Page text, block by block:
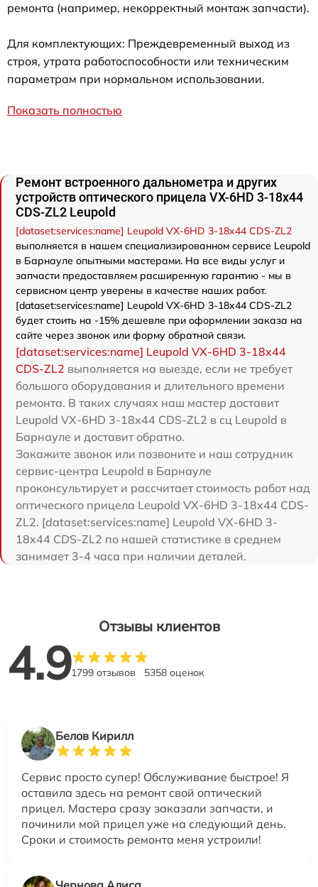
ремонта (например, некорректный монтаж запчасти).
Для комплектующих: Преждевременный выход из
строя, утрата работоспособности или техническим
параметрам при нормальном использовании.
Показать полностью
Ремонт встроенного дальнометра и других
устройств оптического прицела VX-6HD 3-18x44
CDS-ZL2 Leupold
[dataset:services:name] Leupold VX-6HD 3-18x44 CDS-ZL2
выполняется в нашем специализированном сервисе Leupold
в Барнауле опытными мастерами. На все виды услуг и
запчасти предоставляем расширенную гарантию - мы в
сервисном центр уверены в качестве наших работ.
[dataset:services:name] Leupold VX-6HD 3-18x44 CDS-ZL2
будет стоить на -15% дешевле при оформлении заказа на
сайте через звонок или форму обратной связи.
[dataset:services:name] Leupold VX-6HD 3-18x44
CDS-ZL2 выполняется на выезде, если не требует
большого оборудования и длительного времени
ремонта. В таких случаях наш мастер доставит
Leupold VX-6HD 3-18x44 CDS-ZL2 в сц Leupold в
Барнауле и доставит обратно.
Закажите звонок или позвоните и наш сотрудник
сервис-центра Leupold в Барнауле
проконсультирует и рассчитает стоимость работ над
оптического прицела Leupold VX-6HD 3-18x44 CDS-
ZL2. [dataset:services:name] Leupold VX-6HD 3-
18x44 CDS-ZL2 по нашей статистике в среднем
занимает 3-4 часа при наличии деталей.
Отзывы клиентов
4.91799 отзывов 5358 оценок
Белов Кирилл
Сервис просто супер! Обслуживание быстрое! Я
оставила здесь на ремонт свой оптический
прицел. Мастера сразу заказали запчасти, и
починили мой прицел уже на следующий день.
Сроки и стоимость ремонта меня устроили!